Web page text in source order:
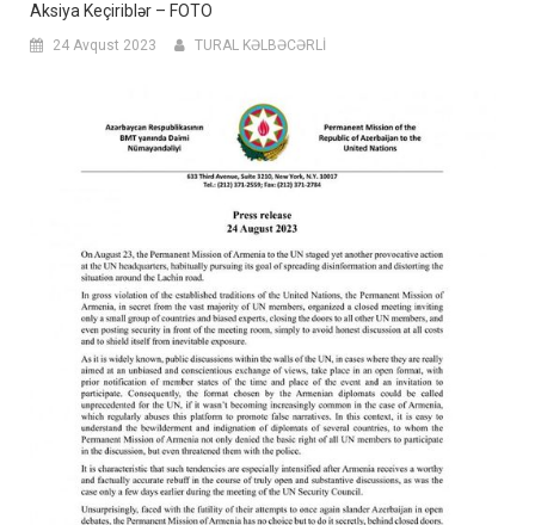
Aksiya Keçiriblər – FOTO
24 Avqust 2023 TURAL KƏLBƏCƏRLİ